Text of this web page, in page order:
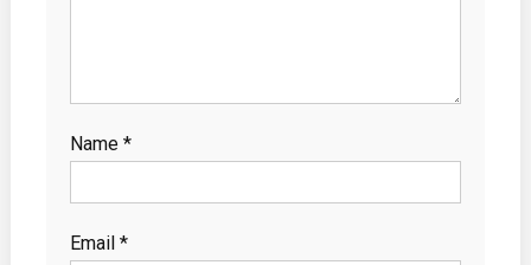
Name *
Email *